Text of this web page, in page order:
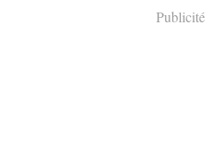
Publicité